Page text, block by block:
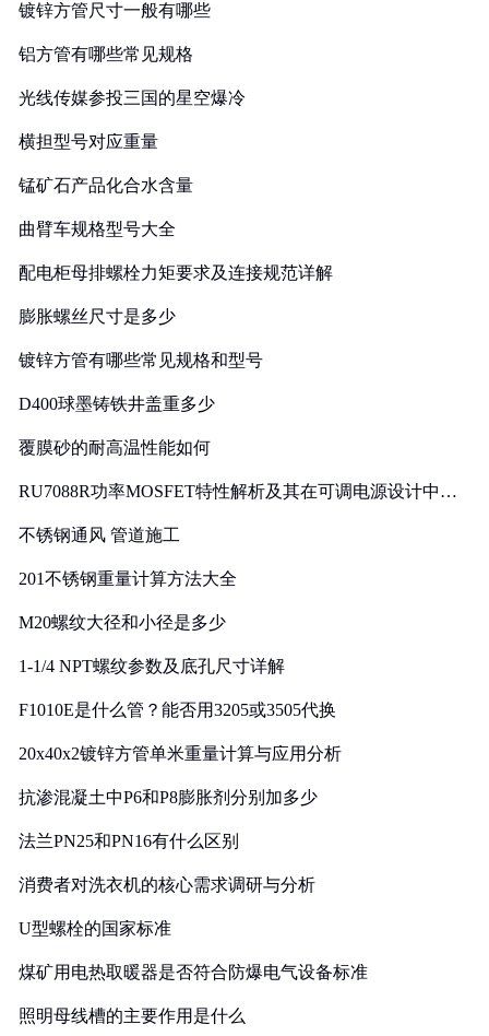
镀锌方管尺寸一般有哪些
铝方管有哪些常见规格
光线传媒参投三国的星空爆冷
横担型号对应重量
锰矿石产品化合水含量
曲臂车规格型号大全
配电柜母排螺栓力矩要求及连接规范详解
膨胀螺丝尺寸是多少
镀锌方管有哪些常见规格和型号
D400球墨铸铁井盖重多少
覆膜砂的耐高温性能如何
RU7088R功率MOSFET特性解析及其在可调电源设计中的
不锈钢通风 管道施工
201不锈钢重量计算方法大全
M20螺纹大径和小径是多少
1-1/4 NPT螺纹参数及底孔尺寸详解
F1010E是什么管？能否用3205或3505代换
20x40x2镀锌方管单米重量计算与应用分析
抗渗混凝土中P6和P8膨胀剂分别加多少
法兰PN25和PN16有什么区别
消费者对洗衣机的核心需求调研与分析
U型螺栓的国家标准
煤矿用电热取暖器是否符合防爆电气设备标准
照明母线槽的主要作用是什么